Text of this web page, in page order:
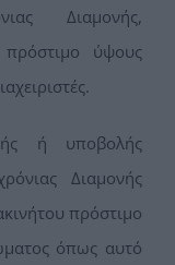
Διαμονής,
πρόστιμο ύψους
ή υποβολής
Διαμονής
πρόστιμο
όπως αυτό